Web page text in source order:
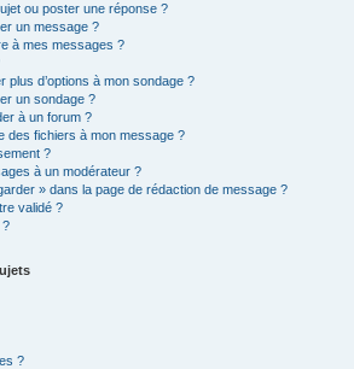
ou poster une réponse ?
un message ?
à mes messages ?
plus d’options à mon sondage ?
un sondage ?
à un forum ?
des fichiers à mon message ?
?
à un modérateur ?
» dans la page de rédaction de message ?
validé ?
?
?